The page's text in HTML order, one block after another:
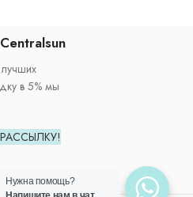
лучших
в 5% мы
Нужна помощь?